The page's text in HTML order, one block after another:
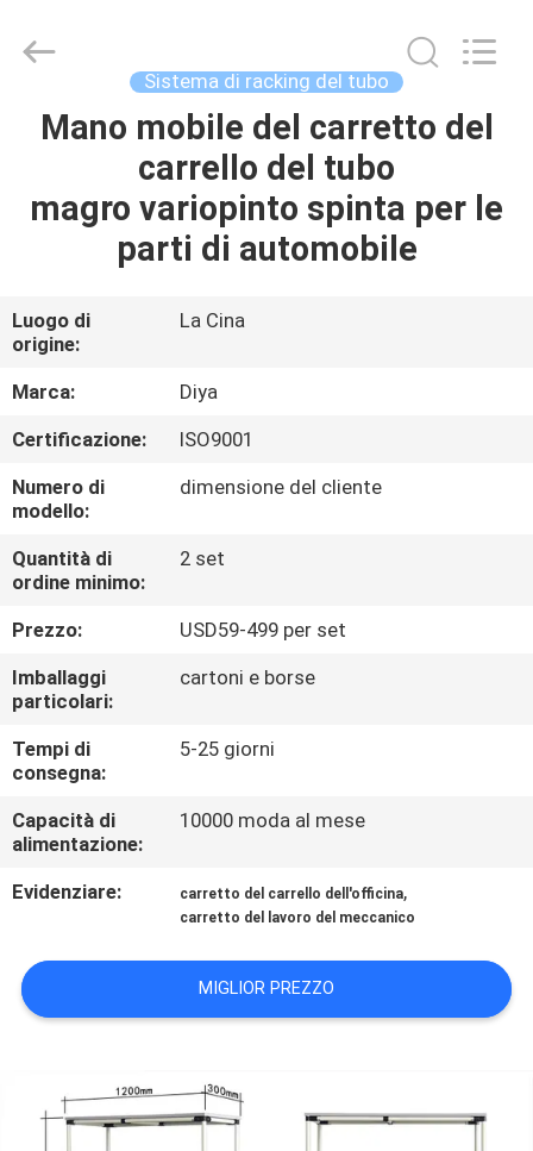
CASA
PRODOTTI
NOI
GIRO
DELLA
FABBRICA
CONTROLLO
DI
QUALITÀ
CONTATTICI
NOTIZIE
CASI
CITAZIONE
MAPPA
Equipment
Reserved.
Sistema di racking del tubo
Mano mobile del carretto del
carrello del tubo
magro variopinto spinta per le
parti di automobile
Luogo di
origine:
La Cina
Marca:
Diya
Certificazione:
ISO9001
Numero di
modello:
dimensione del cliente
Quantità di
ordine minimo:
2 set
Prezzo:
USD59-499 per set
Imballaggi
particolari:
cartoni e borse
Tempi di
consegna:
5-25 giorni
Capacità di
alimentazione:
10000 moda al mese
Evidenziare: carretto del carrello dell'officina,
carretto del lavoro del meccanico
MIGLIOR PREZZO